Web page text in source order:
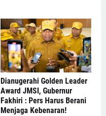
Dianugerahi Golden Leader
Award JMSI, Gubernur
Fakhiri : Pers Harus Berani
Menjaga Kebenaran!